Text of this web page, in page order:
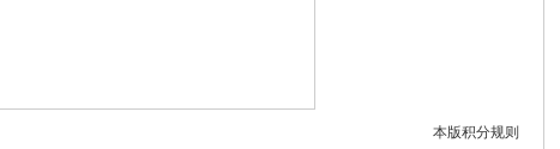
本版积分规则